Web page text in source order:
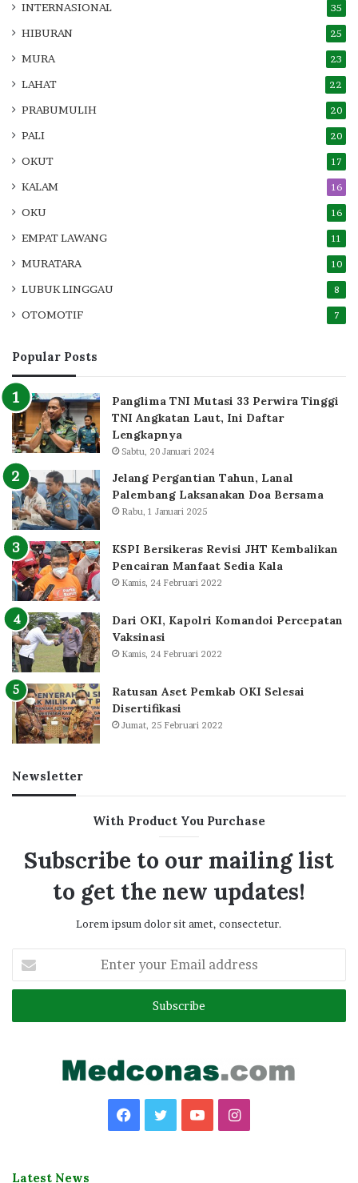
INTERNASIONAL 35
HIBURAN 25
MURA 23
LAHAT 22
PRABUMULIH 20
PALI 20
OKUT 17
KALAM 16
OKU 16
EMPAT LAWANG 11
MURATARA 10
LUBUK LINGGAU 8
OTOMOTIF 7
Popular Posts
Panglima TNI Mutasi 33 Perwira Tinggi
TNI Angkatan Laut, Ini Daftar
Lengkapnya
Sabtu, 20 Januari 2024
Jelang Pergantian Tahun, Lanal
Palembang Laksanakan Doa Bersama
Rabu, 1 Januari 2025
KSPI Bersikeras Revisi JHT Kembalikan
Pencairan Manfaat Sedia Kala
Kamis, 24 Februari 2022
Dari OKI, Kapolri Komandoi Percepatan
Vaksinasi
Kamis, 24 Februari 2022
Ratusan Aset Pemkab OKI Selesai
Disertifikasi
Jumat, 25 Februari 2022
Newsletter
With Product You Purchase
Subscribe to our mailing list
to get the new updates!
Lorem ipsum dolor sit amet, consectetur.
your
Email
Facebook
TwitterYouTubeInstagram
Latest News